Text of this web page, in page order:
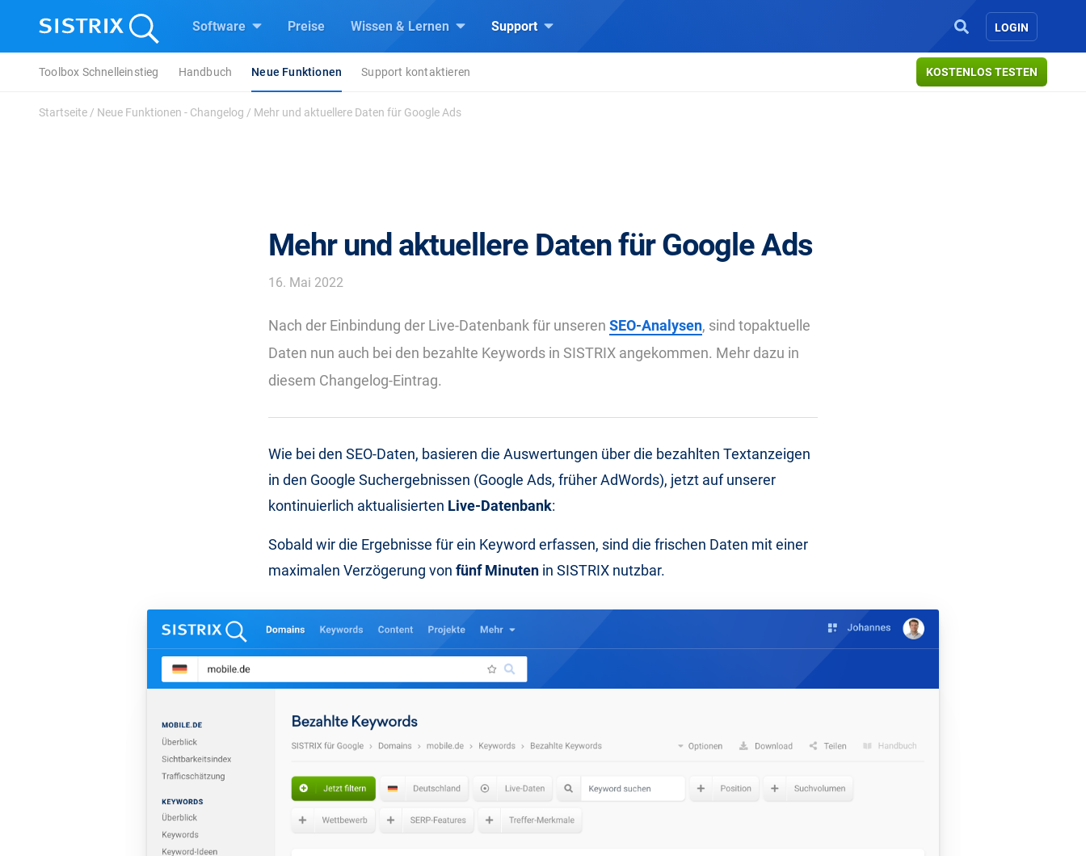
Software Preise Wissen & Lernen Support LOGIN
KOSTENLOS TESTEN
Toolbox Schnelleinstieg Handbuch Neue Funktionen Support kontaktieren
Startseite / Neue Funktionen - Changelog / Mehr und aktuellere Daten für Google Ads
Mehr und aktuellere Daten für Google Ads
16. Mai 2022
Nach der Einbindung der Live-Datenbank für unseren SEO-Analysen, sind topaktuelle
Daten nun auch bei den bezahlte Keywords in SISTRIX angekommen. Mehr dazu in
diesem Changelog-Eintrag.
Wie bei den SEO-Daten, basieren die Auswertungen über die bezahlten Textanzeigen
in den Google Suchergebnissen (Google Ads, früher AdWords), jetzt auf unserer
kontinuierlich aktualisierten Live-Datenbank:
Sobald wir die Ergebnisse für ein Keyword erfassen, sind die frischen Daten mit einer
maximalen Verzögerung von fünf Minuten in SISTRIX nutzbar.